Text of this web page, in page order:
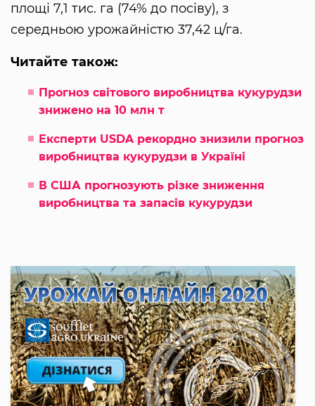
площі 7,1 тис. га (74% до посіву), з
середньою урожайністю 37,42 ц/га.
Читайте також:
Прогноз світового виробництва кукурудзи
знижено на 10 млн т
Експерти USDA рекордно знизили прогноз
виробництва кукурудзи в Україні
В США прогнозують різке зниження
виробництва та запасів кукурудзи